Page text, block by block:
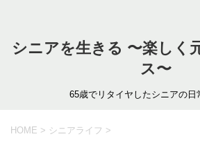
シニアを生きる 〜楽しく
ス〜
65歳でリタイヤしたシニアの日
HOME > シニアライフ >